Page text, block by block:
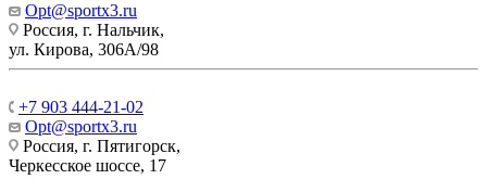
Opt@sportx3.ru
Россия, г. Нальчик,
ул. Кирова, 306А/98
+7 903 444-21-02
Opt@sportx3.ru
Россия, г. Пятигорск,
Черкесское шоссе, 17